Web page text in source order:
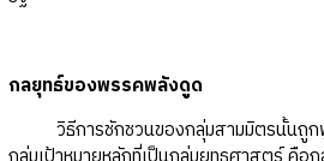
กลยุทธ์ของพรรคพลังดูด
วิธีการชักชวนของกลุ่มสามมิตรนั้นถูก